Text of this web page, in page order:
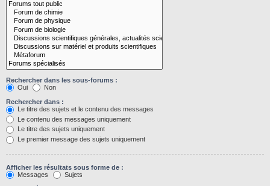
Rechercher dans les sous-forums :
Oui
Non
Rechercher dans :
Le titre des sujets et le contenu des messages
Le contenu des messages uniquement
Le titre des sujets uniquement
Le premier message des sujets uniquement
Afficher les résultats sous forme de :
Messages
Sujets